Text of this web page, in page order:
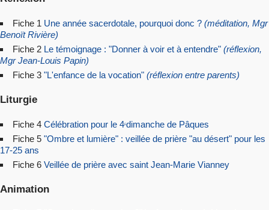
Fiche 1 Une année sacerdotale, pourquoi donc ? (méditation, Mgr
Benoït Rivière)
Fiche 2 Le témoignage : "Donner à voir et à entendre" (réflexion,
Mgr Jean-Louis Papin)
Fiche 3 "L'enfance de la vocation" (réflexion entre parents)
Liturgie
Fiche 4 Célébration pour le 4edimanche de Pâques
Fiche 5 "Ombre et lumière" : veillée de prière "au désert" pour les
17-25 ans
Fiche 6 Veillée de prière avec saint Jean-Marie Vianney
Animation